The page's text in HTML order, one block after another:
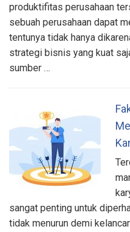
produktifitas perusahaan
sebuah perusahaan dapat
tentunya tidak hanya
strategi bisnis yang kuat
sumber …
sangat penting untuk
tidak menurun demi